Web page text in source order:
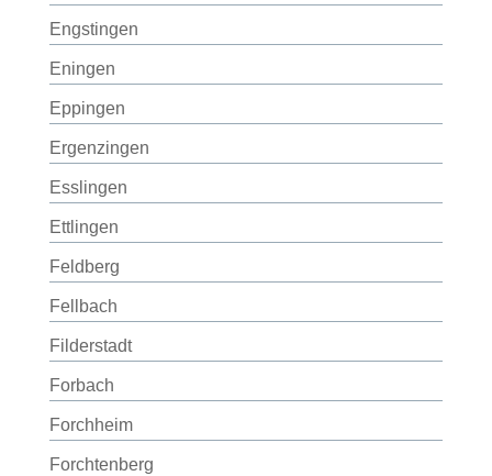
Engstingen
Eningen
Eppingen
Ergenzingen
Esslingen
Ettlingen
Feldberg
Fellbach
Filderstadt
Forbach
Forchheim
Forchtenberg